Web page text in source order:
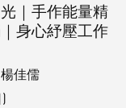
｜手作能量精
身心紓壓工作
佳儒